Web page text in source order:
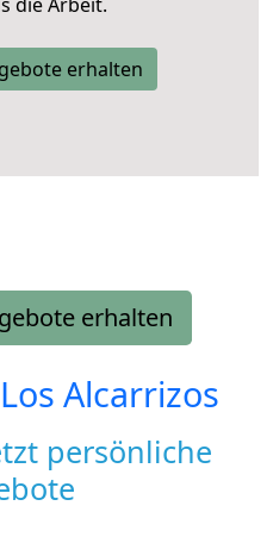
erhalten
erhalten
Los Alcarrizos
persönliche